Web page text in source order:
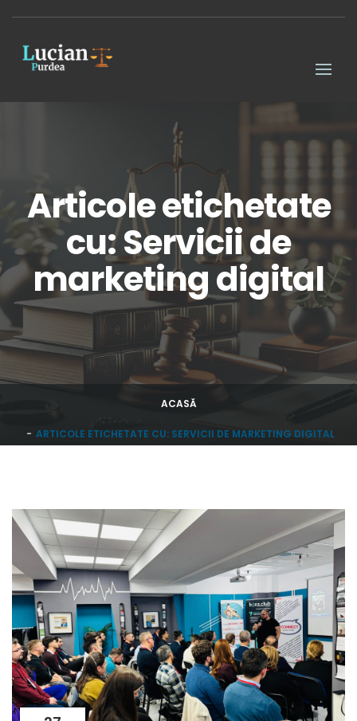
Articole etichetate
cu: Servicii de
marketing digital
ACASĂ
ARTICOLE ETICHETATE CU: SERVICII DE MARKETING DIGITAL